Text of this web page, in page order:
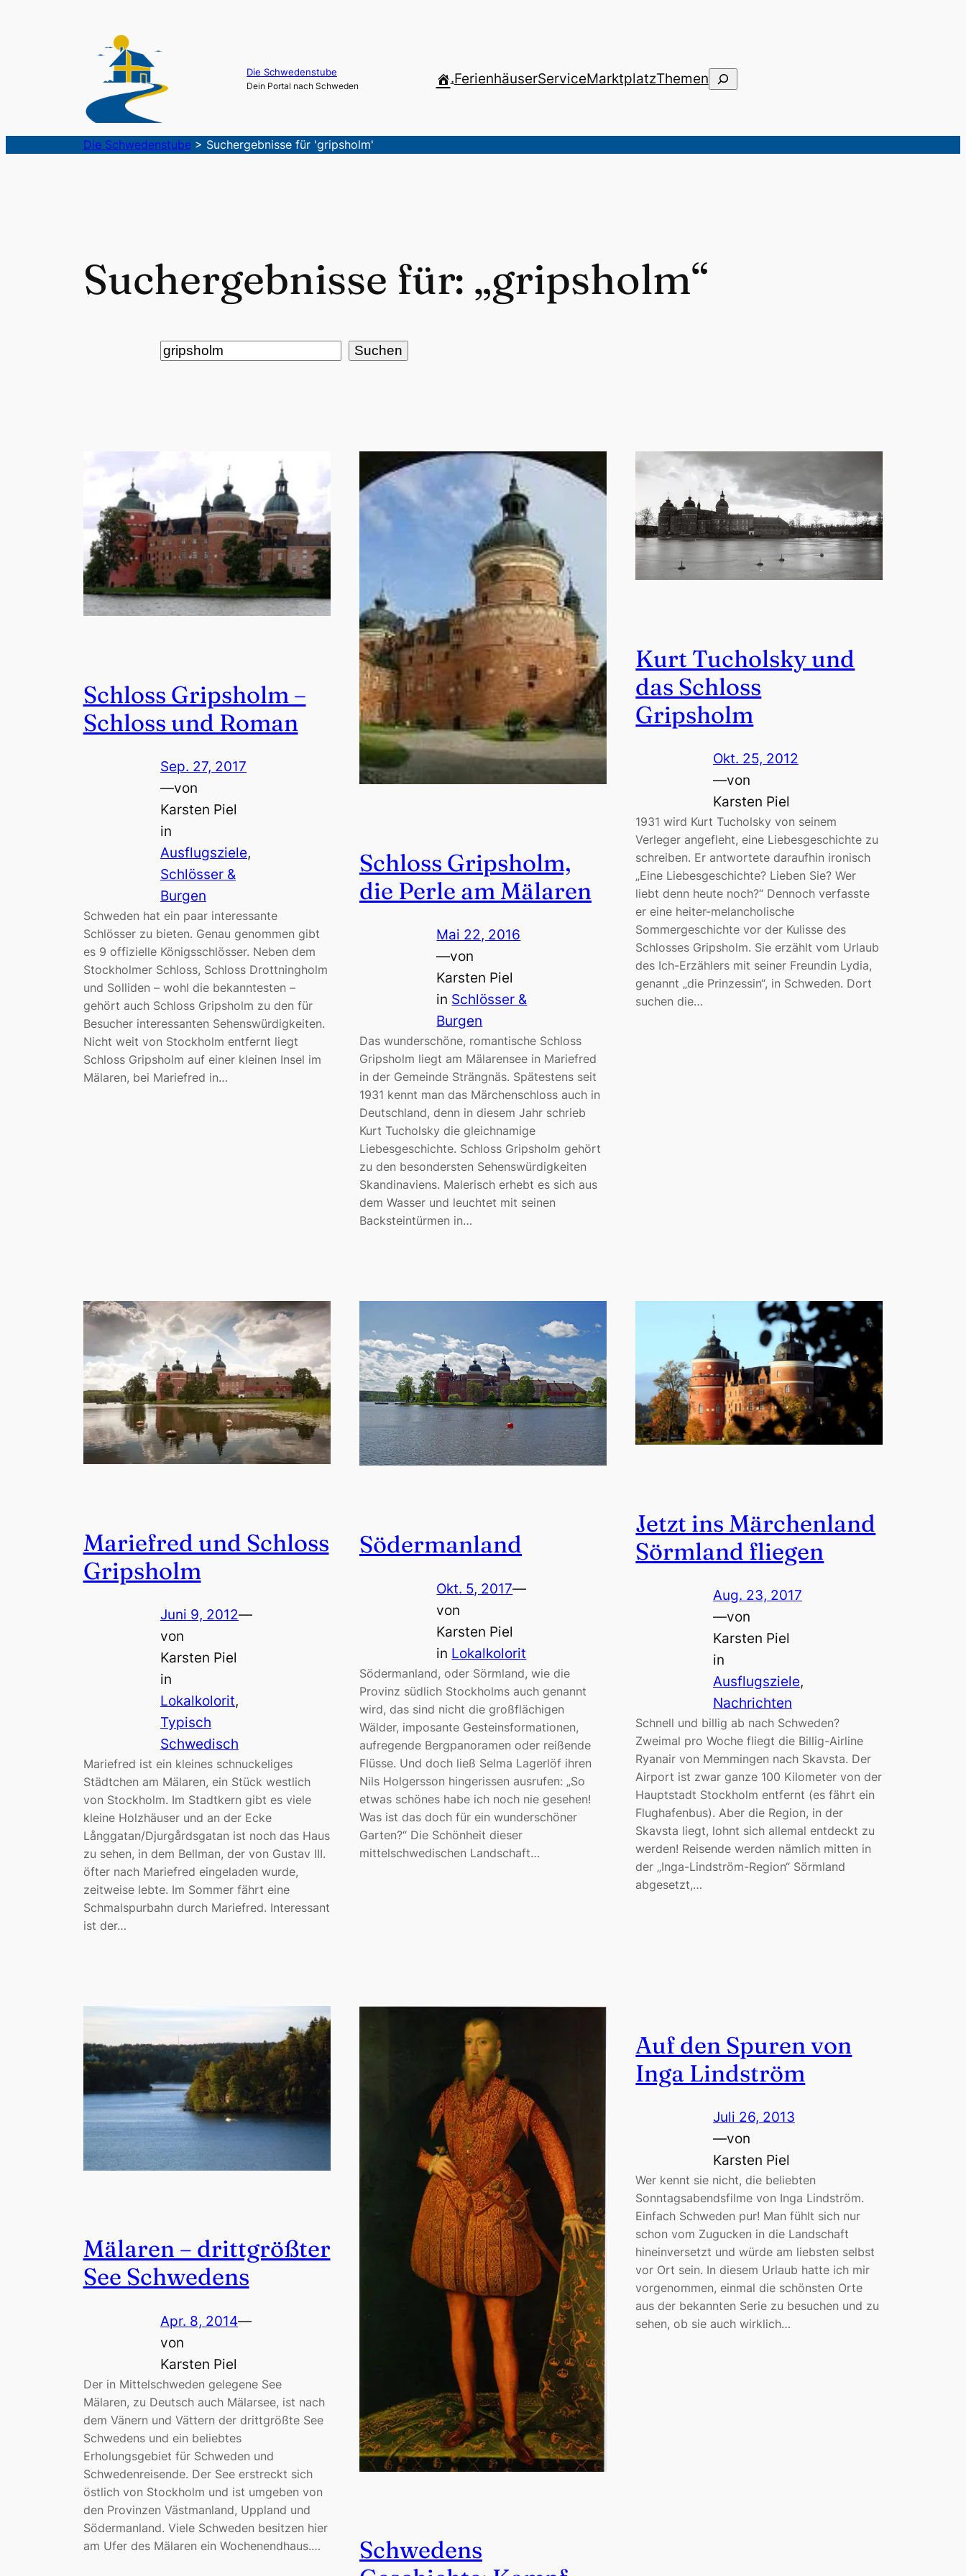
Die Schwedenstube
Dein Portal nach Schweden .FerienhäuserServiceMarktplatzThemenSuchen
Die Schwedenstube> Suchergebnisse für 'gripsholm'
Suchergebnisse für: „gripsholm“
Suchen Suchen
Schloss Gripsholm –
Schloss und Roman
Sep. 27, 2017
—von
Karsten Piel
in
Ausflugsziele
Schlösser &
Burgen
Schweden hat ein paar interessante
Schlösser zu bieten. Genau genommen gibt
es 9 offizielle Königsschlösser. Neben dem
Stockholmer Schloss, Schloss Drottningholm
und Solliden – wohl die bekanntesten –
gehört auch Schloss Gripsholm zu den für
Besucher interessanten Sehenswürdigkeiten.
Nicht weit von Stockholm entfernt liegt
Schloss Gripsholm auf einer kleinen Insel im
Mälaren, bei Mariefred in…
Schloss Gripsholm,
die Perle am Mälaren
Mai 22, 2016
—von
Karsten Piel
in Schlösser &
Burgen
Das wunderschöne, romantische Schloss
Gripsholm liegt am Mälarensee in Mariefred
in der Gemeinde Strängnäs. Spätestens seit
1931 kennt man das Märchenschloss auch in
Deutschland, denn in diesem Jahr schrieb
Kurt Tucholsky die gleichnamige
Liebesgeschichte. Schloss Gripsholm gehört
zu den besondersten Sehenswürdigkeiten
Skandinaviens. Malerisch erhebt es sich aus
dem Wasser und leuchtet mit seinen
Backsteintürmen in…
Kurt Tucholsky und
das Schloss
Gripsholm
Okt. 25, 2012
—von
Karsten Piel
1931 wird Kurt Tucholsky von seinem
Verleger angefleht, eine Liebesgeschichte zu
schreiben. Er antwortete daraufhin ironisch
„Eine Liebesgeschichte? Lieben Sie? Wer
liebt denn heute noch?“ Dennoch verfasste
er eine heiter-melancholische
Sommergeschichte vor der Kulisse des
Schlosses Gripsholm. Sie erzählt vom Urlaub
des Ich-Erzählers mit seiner Freundin Lydia,
genannt „die Prinzessin“, in Schweden. Dort
suchen die…
Mariefred und Schloss
Gripsholm
Juni 9, 2012—
von
Karsten Piel
in
Lokalkolorit
Typisch
Schwedisch
Mariefred ist ein kleines schnuckeliges
Städtchen am Mälaren, ein Stück westlich
von Stockholm. Im Stadtkern gibt es viele
kleine Holzhäuser und an der Ecke
Långgatan/Djurgårdsgatan ist noch das Haus
zu sehen, in dem Bellman, der von Gustav III.
öfter nach Mariefred eingeladen wurde,
zeitweise lebte. Im Sommer fährt eine
Schmalspurbahn durch Mariefred. Interessant
ist der…
Södermanland
Okt. 5, 2017—
von
Karsten Piel
in Lokalkolorit
Södermanland, oder Sörmland, wie die
Provinz südlich Stockholms auch genannt
wird, das sind nicht die großflächigen
Wälder, imposante Gesteinsformationen,
aufregende Bergpanoramen oder reißende
Flüsse. Und doch ließ Selma Lagerlöf ihren
Nils Holgersson hingerissen ausrufen: „So
etwas schönes habe ich noch nie gesehen!
Was ist das doch für ein wunderschöner
Garten?“ Die Schönheit dieser
mittelschwedischen Landschaft…
Jetzt ins Märchenland
Sörmland fliegen
Aug. 23, 2017
—von
Karsten Piel
in
Ausflugsziele
Nachrichten
Schnell und billig ab nach Schweden?
Zweimal pro Woche fliegt die Billig-Airline
Ryanair von Memmingen nach Skavsta. Der
Airport ist zwar ganze 100 Kilometer von der
Hauptstadt Stockholm entfernt (es fährt ein
Flughafenbus). Aber die Region, in der
Skavsta liegt, lohnt sich allemal entdeckt zu
werden! Reisende werden nämlich mitten in
der „Inga-Lindström-Region“ Sörmland
abgesetzt,…
Mälaren – drittgrößter
See Schwedens
Apr. 8, 2014—
von
Karsten Piel
Der in Mittelschweden gelegene See
Mälaren, zu Deutsch auch Mälarsee, ist nach
dem Vänern und Vättern der drittgrößte See
Schwedens und ein beliebtes
Erholungsgebiet für Schweden und
Schwedenreisende. Der See erstreckt sich
östlich von Stockholm und ist umgeben von
den Provinzen Västmanland, Uppland und
Södermanland. Viele Schweden besitzen hier
am Ufer des Mälaren ein Wochenendhaus.…
Schwedens
Auf den Spuren von
Inga Lindström
Juli 26, 2013
—von
Karsten Piel
Wer kennt sie nicht, die beliebten
Sonntagsabendsfilme von Inga Lindström.
Einfach Schweden pur! Man fühlt sich nur
schon vom Zugucken in die Landschaft
hineinversetzt und würde am liebsten selbst
vor Ort sein. In diesem Urlaub hatte ich mir
vorgenommen, einmal die schönsten Orte
aus der bekannten Serie zu besuchen und zu
sehen, ob sie auch wirklich…